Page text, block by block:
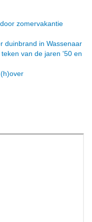
zomervakantie
duinbrand in Wassenaar
van de jaren '50 en